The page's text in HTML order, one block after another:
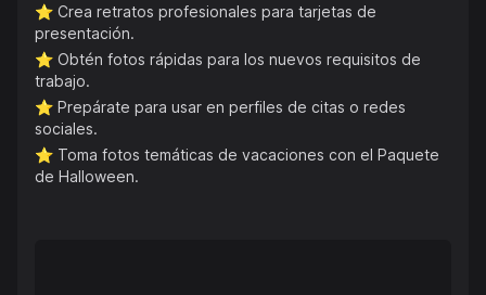
⭐️ Crea retratos profesionales para tarjetas de
presentación.
⭐️ Obtén fotos rápidas para los nuevos requisitos de
trabajo.
⭐️ Prepárate para usar en perfiles de citas o redes
sociales.
⭐️ Toma fotos temáticas de vacaciones con el Paquete
de Halloween.